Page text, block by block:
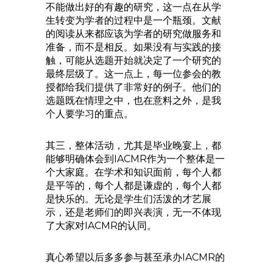
不能做出好的有趣的研究，这一点在从学
生转变为学者的过程中是一个瓶颈。文献
的阅读从来都应该为学者的研究做服务和
准备，而不是相反。如果没有与实践的接
触，可能从选题开始就决定了一个研究的
最终层级了。这一点上，每一位参会的教
授都给我们提供了非常好的例子。他们的
选题既在情理之中，也在意料之外，是我
个人要学习的重点。
其三，整体活动，尤其是毕业晚宴上，都
能够明确体会到IACMR作为一个整体是一
个大家庭。在学术和知识面前，每个人都
是平等的，每个人都是谦虚的，每个人都
是快乐的。无论是学生们活泼的才艺展
示，还是老师们的即兴表演，无一不体现
了大家对IACMR的认同。
真心希望以后多多参与甚至承办IACMR的